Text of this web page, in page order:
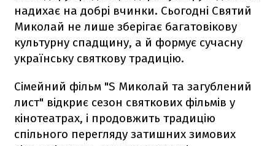
надихає на добрі вчинки. Сьогодні Святий
Миколай не лише зберігає багатовікову
культурну спадщину, а й формує сучасну
українську святкову традицію.
Сімейний фільм "S Миколай та загублений
лист" відкриє сезон святкових фільмів у
кінотеатрах, і продовжить традицію
спільного перегляду затишних зимових